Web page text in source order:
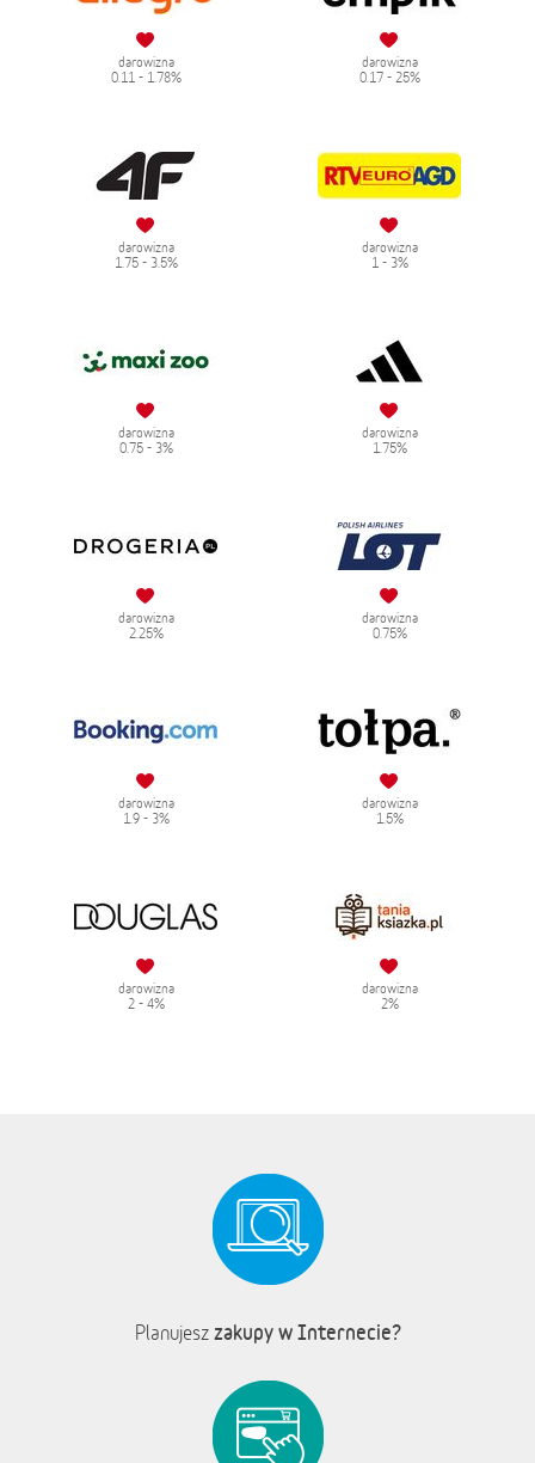
darowizna
0.11 - 1.78%
darowizna
0.17 - 25%
darowizna
1.75 - 3.5%
darowizna
1 - 3%
darowizna
0.75 - 3%
darowizna
1.75%
darowizna
2.25%
darowizna
0.75%
darowizna
1.9 - 3%
darowizna
1.5%
darowizna
2 - 4%
darowizna
2%
Planujesz zakupy w Internecie?